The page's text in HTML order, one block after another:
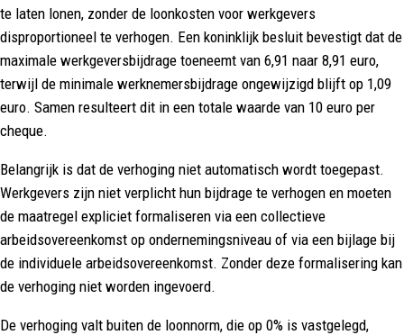
te laten lonen, zonder de loonkosten voor werkgevers
disproportioneel te verhogen. Een koninklijk besluit bevestigt dat de
maximale werkgeversbijdrage toeneemt van 6,91 naar 8,91 euro,
terwijl de minimale werknemersbijdrage ongewijzigd blijft op 1,09
euro. Samen resulteert dit in een totale waarde van 10 euro per
cheque.
Belangrijk is dat de verhoging niet automatisch wordt toegepast.
Werkgevers zijn niet verplicht hun bijdrage te verhogen en moeten
de maatregel expliciet formaliseren via een collectieve
arbeidsovereenkomst op ondernemingsniveau of via een bijlage bij
de individuele arbeidsovereenkomst. Zonder deze formalisering kan
de verhoging niet worden ingevoerd.
De verhoging valt buiten de loonnorm, die op 0% is vastgelegd,